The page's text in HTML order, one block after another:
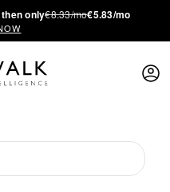
only€8.33/mo€5.83/mo